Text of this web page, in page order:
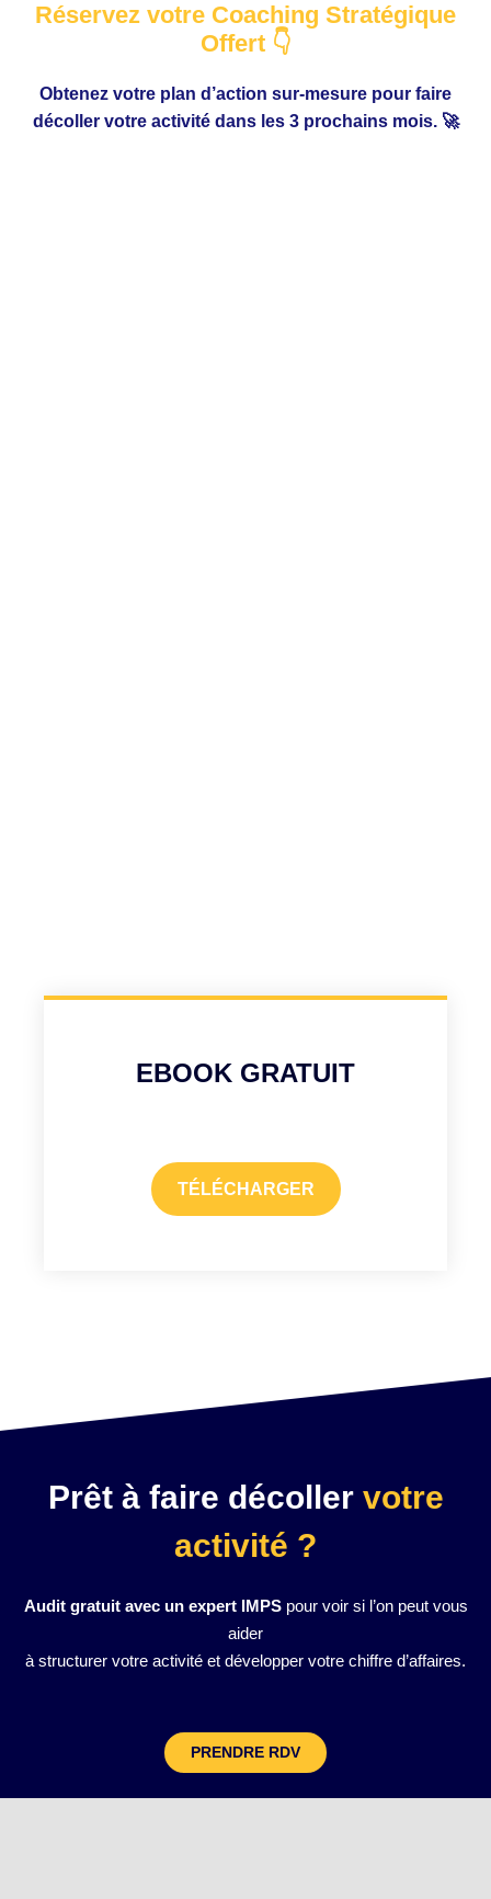
Réservez votre Coaching Stratégique
Offert 👇
Obtenez votre plan d’action sur-mesure pour faire
décoller votre activité dans les 3 prochains mois. 🚀
EBOOK GRATUIT
TÉLÉCHARGER
Prêt à faire décoller votre
activité ?
Audit gratuit avec un expert IMPSpour voir si l’on peut vous
aider
à structurer votre activité et développer votre chiffre d’affaires.
PRENDRE RDV